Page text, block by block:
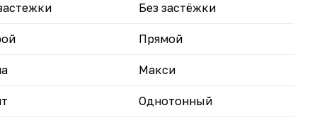
Без застёжки
Прямой
Макси
Однотонный